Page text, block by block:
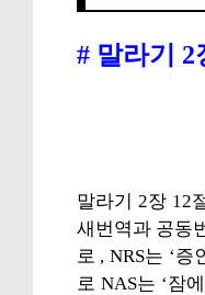
# 말라기 2
말라기 2장 12
새번역과 공동
로 , NRS는 ‘
로 NAS는 ‘잠